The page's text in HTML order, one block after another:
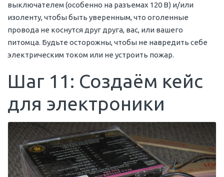
выключателем (особенно на разъемах 120 В) и/или
изоленту, чтобы быть уверенным, что оголенные
провода не коснутся друг друга, вас, или вашего
питомца. Будьте осторожны, чтобы не навредить себе
электрическим током или не устроить пожар.
Шаг 11: Создаём кейс
для электроники